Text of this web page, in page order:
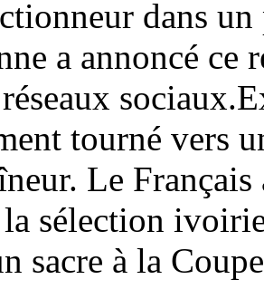
dans
a annoncé ce
tourné vers
Le
sélection
sacre à la